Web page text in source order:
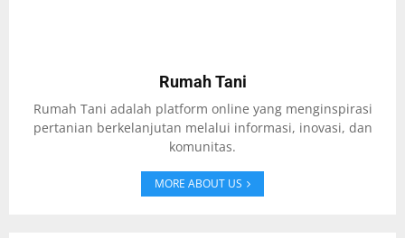
Rumah Tani
Rumah Tani adalah platform online yang menginspirasi
pertanian berkelanjutan melalui informasi, inovasi, dan
komunitas.
MORE ABOUT US